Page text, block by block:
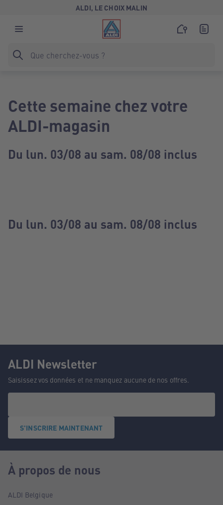
ALDI, LE CHOIX MALIN
Cette semaine chez votre
ALDI-magasin
Du lun. 03/08 au sam. 08/08 inclus
Du lun. 03/08 au sam. 08/08 inclus
ALDI Newsletter
Saisissez vos données et ne manquez aucune de nos offres.
S'INSCRIRE MAINTENANT
À propos de nous
ALDI Belgique